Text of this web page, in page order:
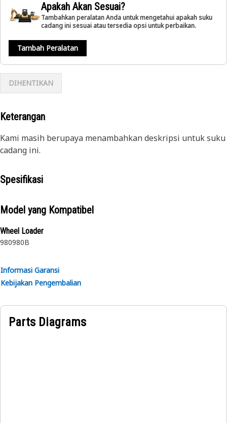
Apakah Akan Sesuai?
Tambahkan peralatan Anda untuk mengetahui apakah suku
cadang ini sesuai atau tersedia opsi untuk perbaikan.
Tambah Peralatan
DIHENTIKAN
Keterangan
Kami masih berupaya menambahkan deskripsi untuk suku
cadang ini.
Spesifikasi
Model yang Kompatibel
Wheel Loader
980980B
Informasi Garansi
Kebijakan Pengembalian
Parts Diagrams